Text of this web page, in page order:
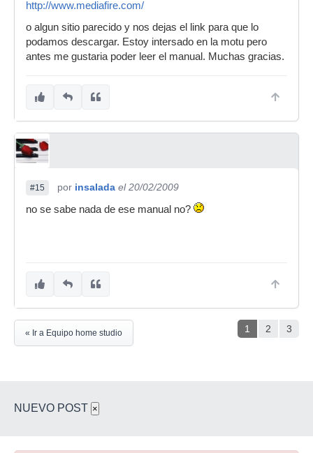
http://www.mediafire.com/
o algun sitio parecido y nos dejas el link para que lo
podamos descargar. Estoy intersado en la motu pero
antes me gustaria poder leer el manual. Muchas gracias.
#15 por insalada el 20/02/2009
no se sabe nada de ese manual no?
1 2 3
« Ir a Equipo home studio
NUEVO POST ×